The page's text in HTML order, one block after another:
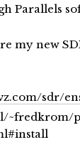
Parallels
my new
sdr/
~fredkrom/